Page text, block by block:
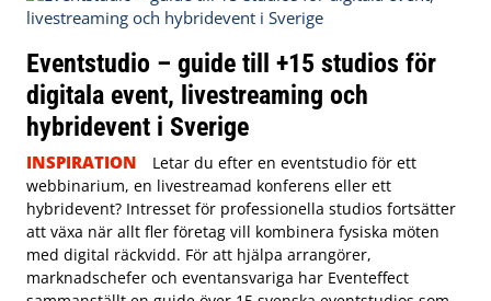
Eventstudio – guide till +15 studios för
digitala event, livestreaming och
hybridevent i Sverige
INSPIRATION
Letar du efter en eventstudio för ett
webbinarium, en livestreamad konferens eller ett
hybridevent? Intresset för professionella studios fortsätter
att växa när allt fler företag vill kombinera fysiska möten
med digital räckvidd. För att hjälpa arrangörer,
marknadschefer och eventansvariga har Eventeffect